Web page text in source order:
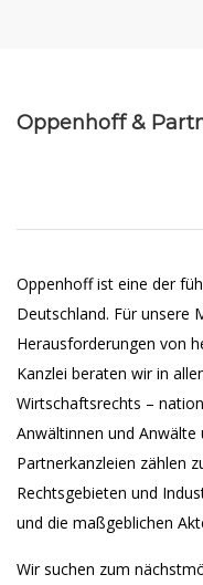
Oppenhoff &
Oppenhoff ist eine der
Deutschland. Für unsere
Herausforderungen von
Kanzlei beraten wir in
Wirtschaftsrechts –
Anwältinnen und
Partnerkanzleien zählen
Rechtsgebieten und
und die maßgeblichen
Wir suchen zum